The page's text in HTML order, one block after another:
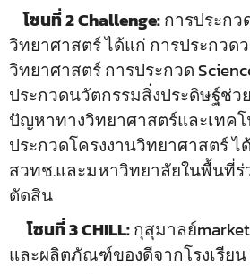
โซนที่2 Challenge:การประก
วิทยาศาสตร์ ได้แก่ การประกวด
วิทยาศาสตร์ การประกวด
ประกวดนวัตกรรมสิ่งประดิษฐ์ช่ว
ปัญหาทางวิทยาศาสตร์และเทค
ประกวดโครงงานวิทยาศาสตร์ ไ
สวทช.และมหาวิทยาลัยในพื้นที่ร่
ตัดสิน
โซนที่3 CHILL:กุสุมาลย์
และผลิตภัณฑ์ของดีจากโรงเรียน